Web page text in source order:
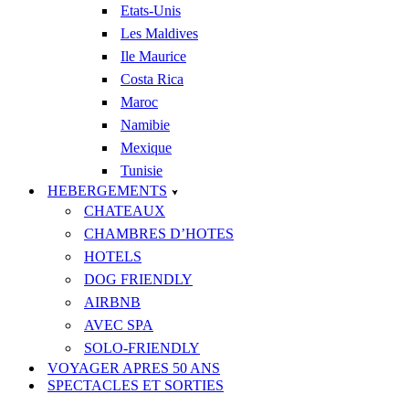
Etats-Unis
Les Maldives
Ile Maurice
Costa Rica
Maroc
Namibie
Mexique
Tunisie
HEBERGEMENTS
CHATEAUX
CHAMBRES D’HOTES
HOTELS
DOG FRIENDLY
AIRBNB
AVEC SPA
SOLO-FRIENDLY
VOYAGER APRES 50 ANS
SPECTACLES ET SORTIES